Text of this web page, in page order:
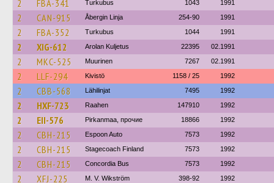
2 FBA-341 Turkubus 1043 1991
2 CAN-915 Åbergin Linja 254-90 1991
2 FBA-352 Turkubus 1044 1991
2 XIG-612 Arolan Kuljetus 22395 02.1991
2 MKC-525 Muurinen 7267 02.1991
2 LLF-294 Kivistö 1158 / 25 1992
2 CBB-568 Lähilinjat 7495 1992
2 HXF-723 Raahen 147910 1992
2 EII-576 Pirkanmaa, прочие 18866 1992
2 CBH-215 Espoon Auto 7573 1992
2 CBH-215 Stagecoach Finland 7573 1992
2 CBH-215 Concordia Bus 7573 1992
2 XFJ-225 M. V. Wikström 398-92 1992